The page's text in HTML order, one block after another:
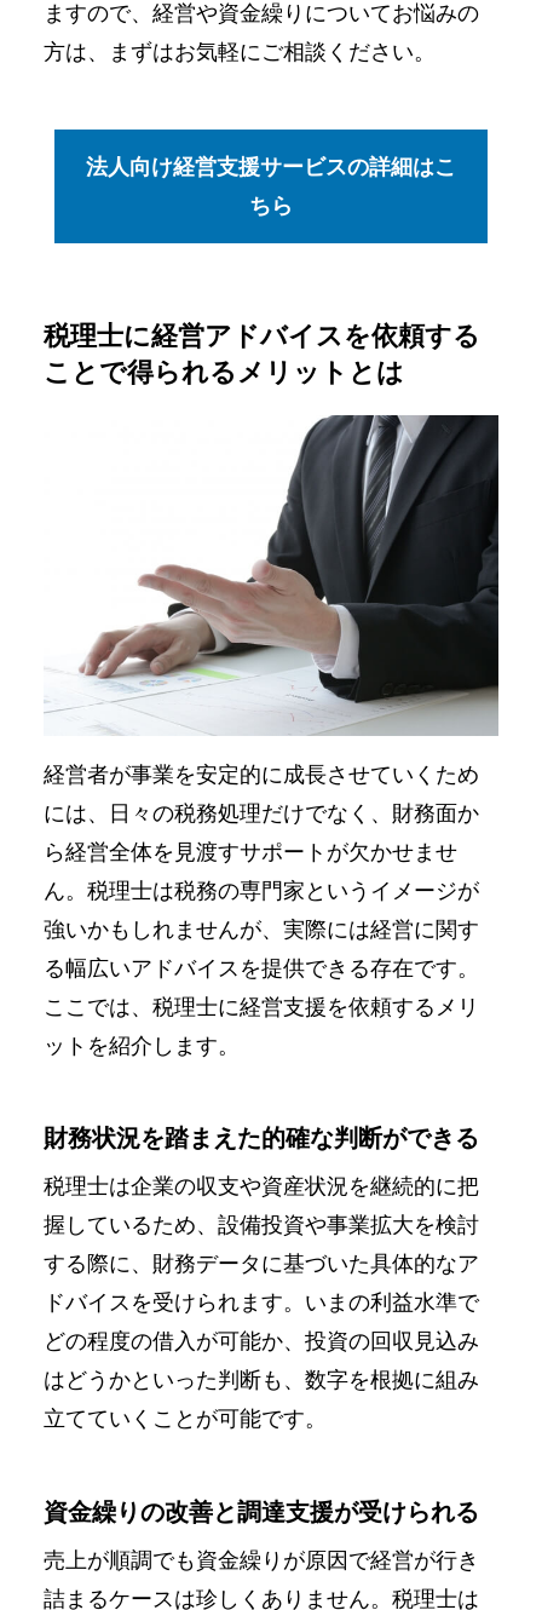
ますので、経営や資金繰りについてお悩みの
方は、まずはお気軽にご相談ください。
法人向け経営支援サービスの詳細はこ
ちら
税理士に経営アドバイスを依頼する
ことで得られるメリットとは
経営者が事業を安定的に成長させていくため
には、日々の税務処理だけでなく、財務面か
ら経営全体を見渡すサポートが欠かせませ
ん。税理士は税務の専門家というイメージが
強いかもしれませんが、実際には経営に関す
る幅広いアドバイスを提供できる存在です。
ここでは、税理士に経営支援を依頼するメリ
ットを紹介します。
財務状況を踏まえた的確な判断ができる
税理士は企業の収支や資産状況を継続的に把
握しているため、設備投資や事業拡大を検討
する際に、財務データに基づいた具体的なア
ドバイスを受けられます。いまの利益水準で
どの程度の借入が可能か、投資の回収見込み
はどうかといった判断も、数字を根拠に組み
立てていくことが可能です。
資金繰りの改善と調達支援が受けられる
売上が順調でも資金繰りが原因で経営が行き
詰まるケースは珍しくありません。税理士は